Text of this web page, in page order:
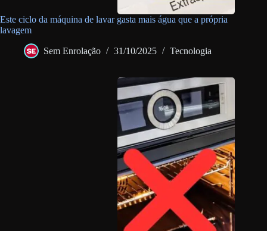
Este ciclo da máquina de lavar gasta mais água que a própria
lavagem
Sem Enrolação 31/10/2025 Tecnologia